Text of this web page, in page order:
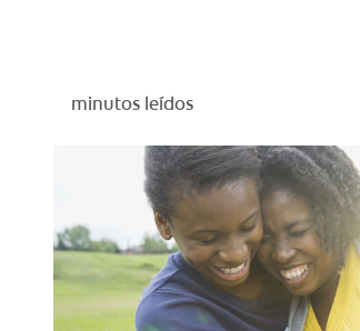
minutos leídos